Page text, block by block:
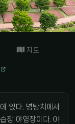
지도
있다. 병방치에서
장 야영장이다. 야